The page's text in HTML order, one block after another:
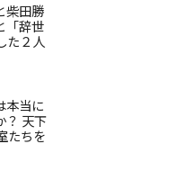
柴田勝
「辞世
た２人
本当に
？ 天下
たちを